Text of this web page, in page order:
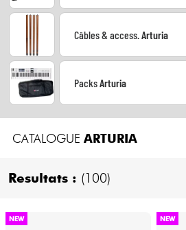
Câbles & Access.
Packs
Voir nos marques
Câbles & access.Arturia
PacksArturia
CATALOGUE ARTURIA
Resultats : (100)
NEW NEW